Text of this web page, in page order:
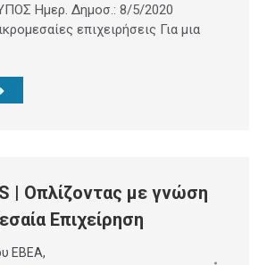
Ημερ. Δημοσ.: 8/5/2020
επιχειρήσεις Για μια
| Οπλίζοντας με γνώση
Επιχείρηση
ΕΒΕΑ,